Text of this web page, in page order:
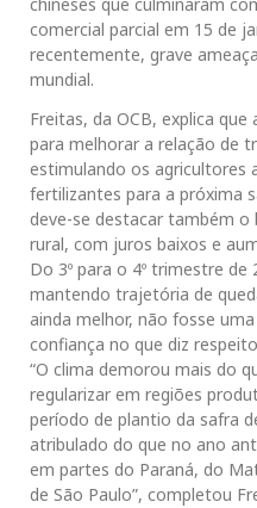
comercial parcial em 15 de
recentemente, grave
mundial.
Freitas, da OCB, explica
para melhorar a relação de
estimulando os agricultores
fertilizantes para a próxima
deve-se destacar também
rural, com juros baixos e
Do 3º para o 4º trimestre
mantendo trajetória de
ainda melhor, não fosse
confiança no que diz
“O clima demorou mais do
regularizar em regiões
período de plantio da safra
atribulado do que no ano
em partes do Paraná, do
de São Paulo”, completou